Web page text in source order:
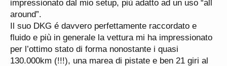
impressionato dal mio setup, più adatto ad un uso “all
around”.
Il suo DKG é davvero perfettamente raccordato e
fluido e più in generale la vettura mi ha impressionato
per l’ottimo stato di forma nonostante i quasi
130.000km (!!!), una marea di pistate e ben 21 giri al